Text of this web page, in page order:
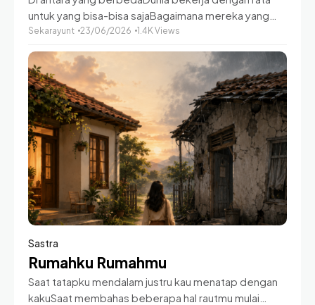
untuk yang bisa-bisa sajaBagaimana mereka yang
berbeda?Bagaimana nasib mereka yang terlahir
berisik, tidak ramah, dan
Sekarayunt 23/06/2026 1.4K Views
Sastra
Rumahku Rumahmu
Saat tatapku mendalam justru kau menatap dengan
kakuSaat membahas beberapa hal rautmu mulai